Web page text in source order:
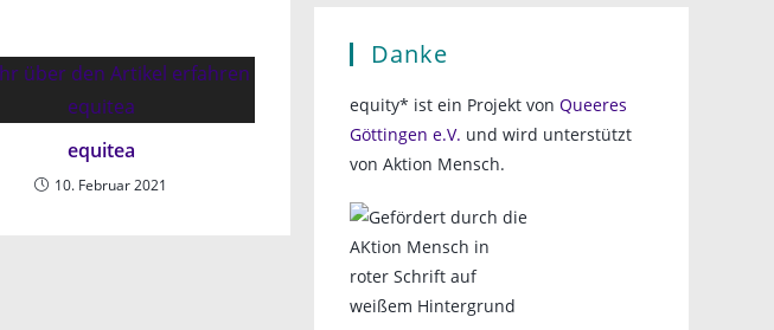
equitea
10. Februar 2021
Danke
equity* ist ein Projekt von Queeres
Göttingen e.V. und wird unterstützt
von Aktion Mensch.